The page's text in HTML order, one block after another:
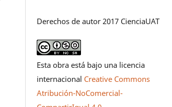
Derechos de autor 2017 CienciaUAT
Esta obra está bajo una licencia
internacional Creative Commons
Atribución-NoComercial-